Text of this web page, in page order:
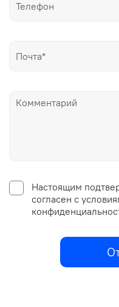
Настоящим
согласен с